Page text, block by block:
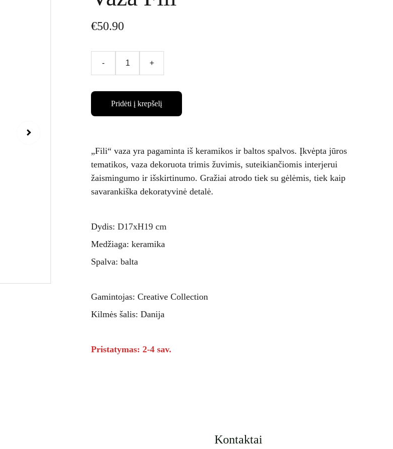
€50.90
- +
Pridėti į krepšelį
„Fili“ vaza yra pagaminta iš keramikos ir baltos spalvos. Įkvėpta jūros
tematikos, vaza dekoruota trimis žuvimis, suteikiančiomis interjerui
žaismingumo ir išskirtinumo. Gražiai atrodo tiek su gėlėmis, tiek kaip
savarankiška dekoratyvinė detalė.
Dydis: D17xH19 cm
Medžiaga: keramika
Spalva: balta
Gamintojas: Creative Collection
Kilmės šalis: Danija
Pristatymas: 2-4 sav.
Kontaktai